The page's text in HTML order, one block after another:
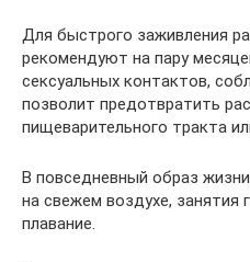
Для быстрого заживления
рекомендуют на пару
сексуальных контактов,
позволит предотвратить
пищеварительного тракта
В повседневный образ
на свежем воздухе, занятия
плавание.